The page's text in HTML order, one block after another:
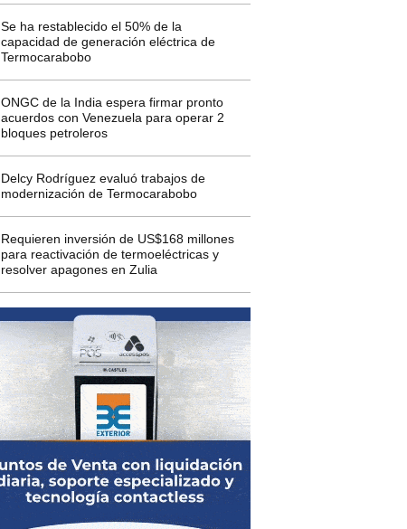
Se ha restablecido el 50% de la
capacidad de generación eléctrica de
Termocarabobo
ONGC de la India espera firmar pronto
acuerdos con Venezuela para operar 2
bloques petroleros
Delcy Rodríguez evaluó trabajos de
modernización de Termocarabobo
Requieren inversión de US$168 millones
para reactivación de termoeléctricas y
resolver apagones en Zulia